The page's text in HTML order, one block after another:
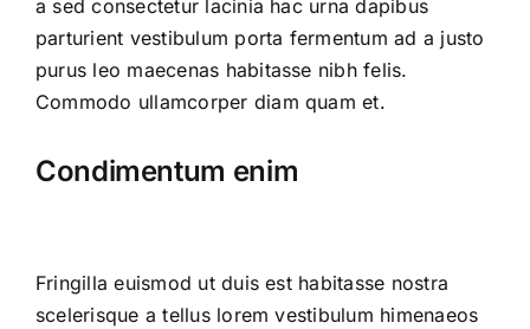
a sed consectetur lacinia hac urna dapibus
parturient vestibulum porta fermentum ad a justo
purus leo maecenas habitasse nibh felis.
Commodo ullamcorper diam quam et.
Condimentum enim
Fringilla euismod ut duis est habitasse nostra
scelerisque a tellus lorem vestibulum himenaeos